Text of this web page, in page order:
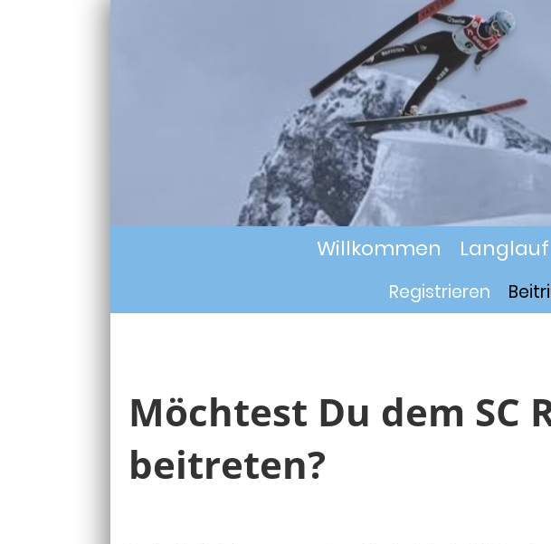
Willkommen Langlauf
Registrieren
Möchtest Du dem SC
beitreten?